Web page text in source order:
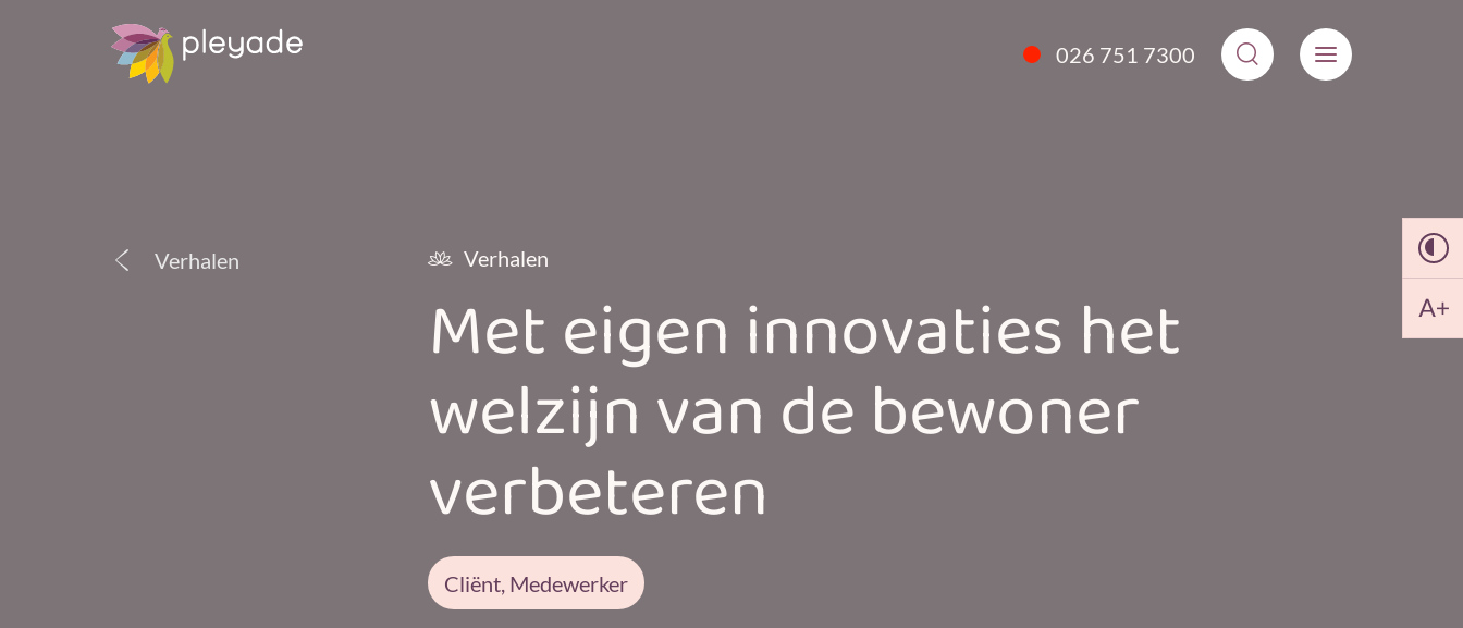
026 751 7300
Verhalen Verhalen
Met eigen innovaties het
welzijn van de bewoner
verbeteren
Cliënt, Medewerker